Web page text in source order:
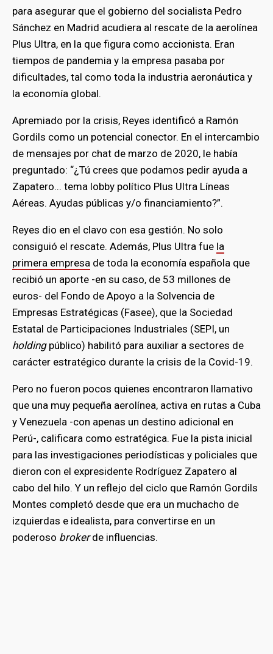
para asegurar que el gobierno del socialista Pedro
Sánchez en Madrid acudiera al rescate de la aerolínea
Plus Ultra, en la que figura como accionista. Eran
tiempos de pandemia y la empresa pasaba por
dificultades, tal como toda la industria aeronáutica y
la economía global.
Apremiado por la crisis, Reyes identificó a Ramón
Gordils como un potencial conector. En el intercambio
de mensajes por chat de marzo de 2020, le había
preguntado: “¿Tú crees que podamos pedir ayuda a
Zapatero... tema lobby político Plus Ultra Líneas
Aéreas. Ayudas públicas y/o financiamiento?”.
Reyes dio en el clavo con esa gestión. No solo
consiguió el rescate. Además, Plus Ultra fue la
primera empresa de toda la economía española que
recibió un aporte -en su caso, de 53 millones de
euros- del Fondo de Apoyo a la Solvencia de
Empresas Estratégicas (Fasee), que la Sociedad
Estatal de Participaciones Industriales (SEPI, un
holdingpúblico) habilitó para auxiliar a sectores de
carácter estratégico durante la crisis de la Covid-19.
Pero no fueron pocos quienes encontraron llamativo
que una muy pequeña aerolínea, activa en rutas a Cuba
y Venezuela -con apenas un destino adicional en
Perú-, calificara como estratégica. Fue la pista inicial
para las investigaciones periodísticas y policiales que
dieron con el expresidente Rodríguez Zapatero al
cabo del hilo. Y un reflejo del ciclo que Ramón Gordils
Montes completó desde que era un muchacho de
izquierdas e idealista, para convertirse en un
poderoso brokerde influencias.